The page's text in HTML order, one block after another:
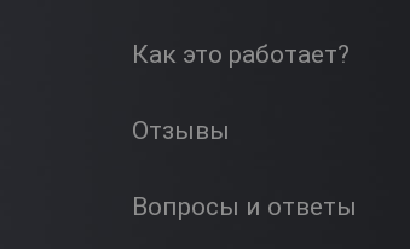
Как это работает?
Отзывы
Вопросы и ответы